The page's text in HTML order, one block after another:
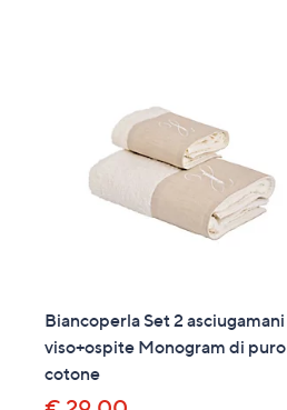
Biancoperla Set 2 asciugamani
viso+ospite Monogram di puro
cotone